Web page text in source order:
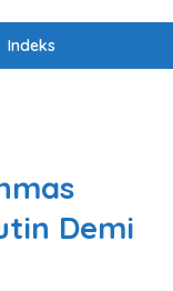
Indeks
Demi